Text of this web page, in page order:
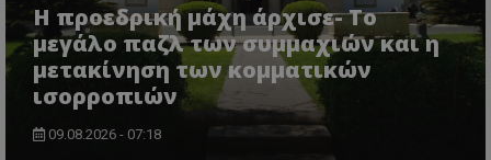
Η προεδρική μάχη άρχισε- Το
μεγάλο παζλ των συμμαχιών και η
μετακίνηση των κομματικών
ισορροπιών
09.08.2026 - 07:18